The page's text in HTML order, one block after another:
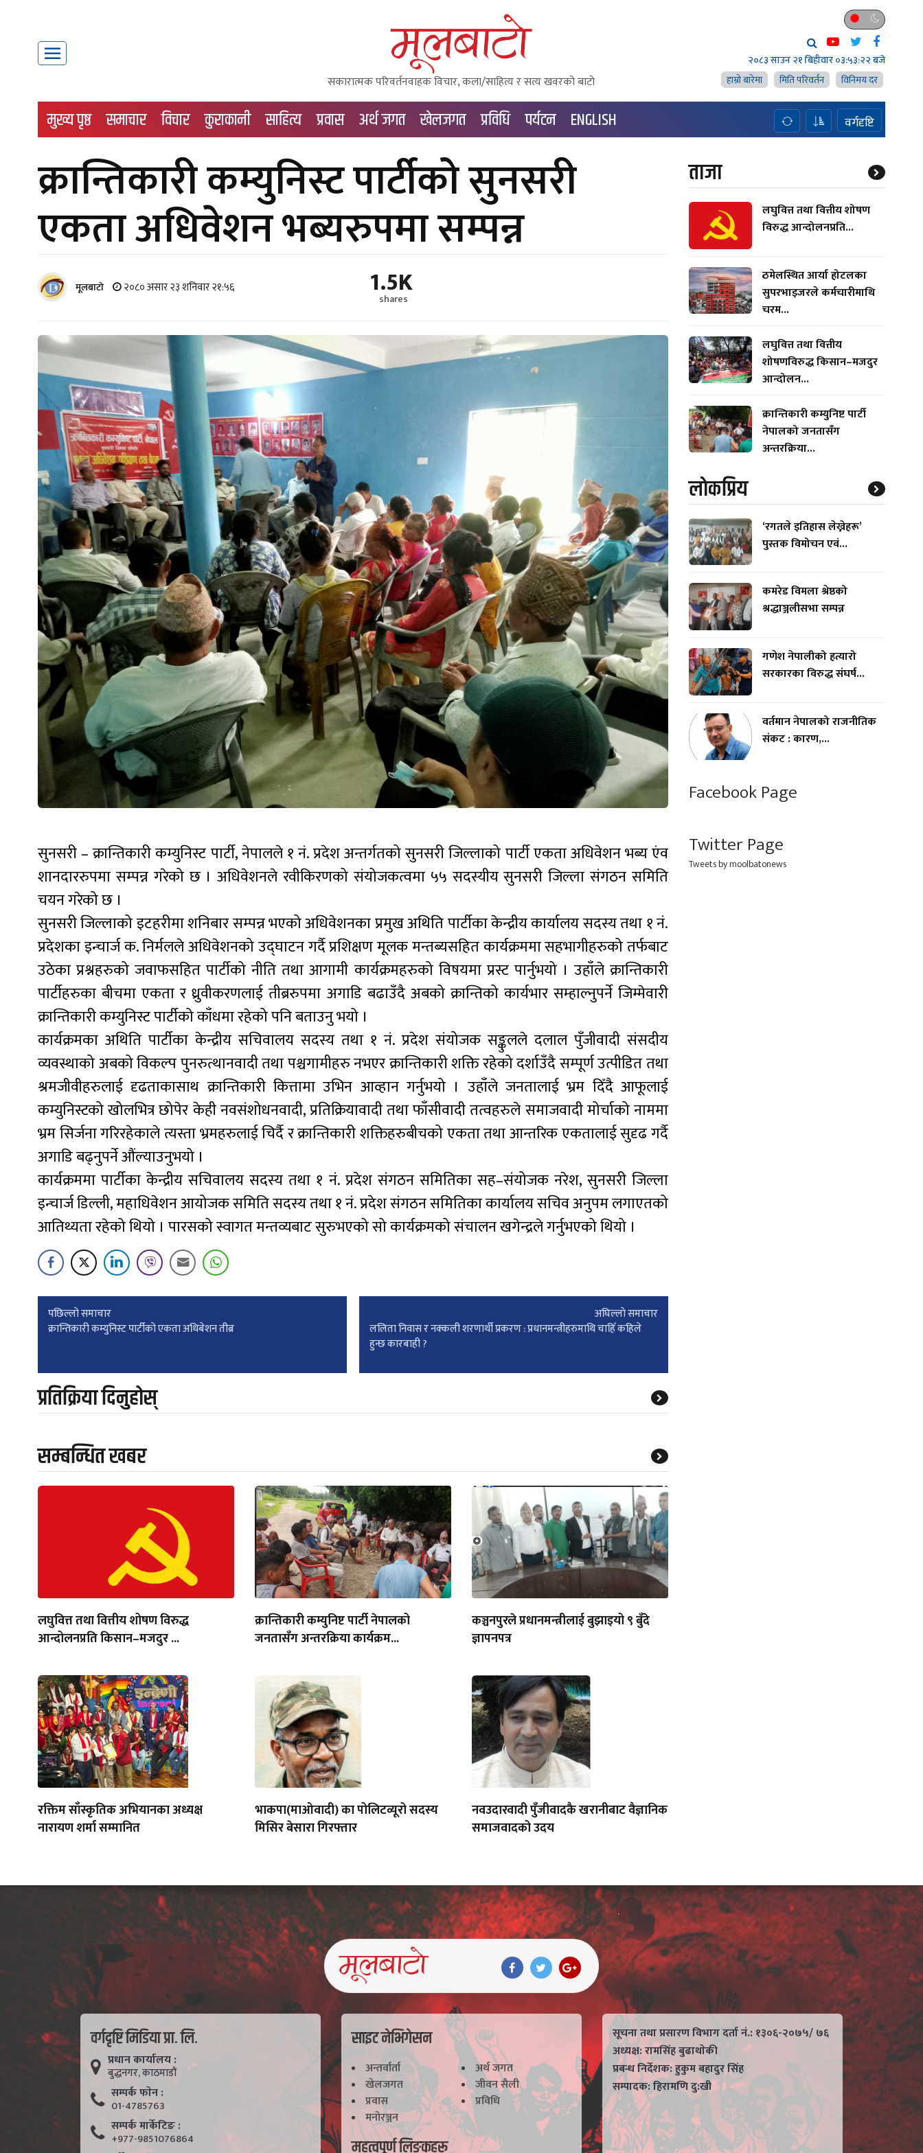
सकारात्मक परिवर्तनवाहक विचार, कला/साहित्य र सत्य खवरको बाटाे
२०८३ साउन २१ बिहीवार०३:५३:२३ बजे
हाम्राे बारेमा
मिति परिवर्तन विनिमय दर
मुख्य पृष्ठ समाचार विचार कुराकानी साहित्य प्रवास अर्थ जगत खेलजगत प्रविधि पर्यटन ENGLISH वर्गदृष्टि
क्रान्तिकारी कम्युनिस्ट पार्टीको सुनसरी
एकता अधिवेशन भब्यरुपमा सम्पन्न
मूलबाटाे २०८० असार २३ शनिवार २१:५६ 1.5K
shares
सुनसरी – क्रान्तिकारी कम्युनिस्ट पार्टी, नेपालले १ नं. प्रदेश अन्तर्गतको सुनसरी जिल्लाको पार्टी एकता अधिवेशन भब्य एंव
शानदाररुपमा सम्पन्न गरेको छ । अधिवेशनले रवीकिरणको संयोजकत्वमा ५५ सदस्यीय सुनसरी जिल्ला संगठन समिति
चयन गरेको छ ।
सुनसरी जिल्लाको इटहरीमा शनिबार सम्पन्न भएको अधिवेशनका प्रमुख अथिति पार्टीका केन्द्रीय कार्यालय सदस्य तथा १ नं.
प्रदेशका इन्चार्ज क. निर्मलले अधिवेशनको उद्घाटन गर्दै प्रशिक्षण मूलक मन्तब्यसहित कार्यक्रममा सहभागीहरुको तर्फबाट
उठेका प्रश्नहरुको जवाफसहित पार्टीको नीति तथा आगामी कार्यक्रमहरुको विषयमा प्रस्ट पार्नुभयो । उहाँले क्रान्तिकारी
पार्टीहरुका बीचमा एकता र ध्रुवीकरणलाई तीब्ररुपमा अगाडि बढाउँदै अबको क्रान्तिको कार्यभार सम्हाल्नुपर्ने जिम्मेवारी
क्रान्तिकारी कम्युनिस्ट पार्टीको काँधमा रहेको पनि बताउनु भयो ।
कार्यक्रमका अथिति पार्टीका केन्द्रीय सचिवालय सदस्य तथा १ नं. प्रदेश संयोजक सङ्कुलले दलाल पुँजीवादी संसदीय
व्यवस्थाको अबको विकल्प पुनरुत्थानवादी तथा पश्चगामीहरु नभएर क्रान्तिकारी शक्ति रहेको दर्शाउँदै सम्पूर्ण उत्पीडित तथा
श्रमजीवीहरुलाई दृढताकासाथ क्रान्तिकारी कित्तामा उभिन आव्हान गर्नुभयो । उहाँले जनतालाई भ्रम दिँदै आफूलाई
कम्युनिस्टको खोलभित्र छोपेर केही नवसंशोधनवादी, प्रतिक्रियावादी तथा फाँसीवादी तत्वहरुले समाजवादी मोर्चाको नाममा
भ्रम सिर्जना गरिरहेकाले त्यस्ता भ्रमहरुलाई चिर्दै र क्रान्तिकारी शक्तिहरुबीचको एकता तथा आन्तरिक एकतालाई सुदृढ गर्दै
अगाडि बढ्नुपर्ने औंल्याउनुभयो ।
कार्यक्रममा पार्टीका केन्द्रीय सचिवालय सदस्य तथा १ नं. प्रदेश संगठन समितिका सह–संयोजक नरेश, सुनसरी जिल्ला
इन्चार्ज डिल्ली, महाधिवेशन आयोजक समिति सदस्य तथा १ नं. प्रदेश संगठन समितिका कार्यालय सचिव अनुपम लगाएतको
आतिथ्यता रहेको थियो । पारसको स्वागत मन्तव्यबाट सुरुभएको सो कार्यक्रमको संचालन खगेन्द्रले गर्नुभएको थियो ।
Post
पछिल्लाे समाचार
क्रान्तिकारी कम्युनिस्ट पार्टीको एकता अधिबेशन तीब्र
अघिल्लाे समाचार
ललिता निवास र नक्कली शरणार्थी प्रकरण : प्रधानमन्त्रीहरुमाथि चाहिँ कहिले
हुन्छ कारबाही ?
प्रतिक्रिया दिनुहोस्
सम्बन्धित खबर
लघुवित्त तथा वित्तीय शोषण विरुद्ध
आन्दोलनप्रति किसान–मजदुर ...
क्रान्तिकारी कम्युनिष्ट पार्टी नेपालको
जनतासँग अन्तरक्रिया कार्यक्रम...
कञ्चनपुरले प्रधानमन्त्रीलाई बुझाइयो ९ बुँदे
ज्ञापनपत्र
रक्तिम साँस्कृतिक अभियानका अध्यक्ष
नारायण शर्मा सम्मानित
भाकपा(माओवादी) का पोलिटव्यूरो सदस्य
मिसिर बेसारा गिरफ्तार
नवउदारवादी पुँजीवादकै खरानीबाट वैज्ञानिक
समाजवादको उदय
ताजा
लघुवित्त तथा वित्तीय शोषण
विरुद्ध आन्दोलनप्रति...
ठमेलस्थित आर्या होटलका
सुपरभाइजरले कर्मचारीमाथि
चरम...
लघुवित्त तथा वित्तीय
शोषणविरुद्ध किसान–मजदुर
आन्दोलन...
क्रान्तिकारी कम्युनिष्ट पार्टी
नेपालको जनतासँग
अन्तरक्रिया...
लाेकप्रिय
‘रगतले इतिहास लेख्नेहरू’
पुस्तक विमोचन एवं...
कमरेड विमला श्रेष्ठको
श्रद्धाञ्जलीसभा सम्पन्न
गणेश नेपालीको हत्यारो
सरकारका विरुद्ध संघर्ष...
वर्तमान नेपालको राजनीतिक
संकट : कारण,...
Facebook Page
Twitter Page
Tweets by moolbatonews
वर्गदृष्टि मिडिया प्रा. लि.
प्रधान कार्यालय :
बुद्धनगर, काठमाडाैं
सम्पर्क फाेन :
01-4785763
सम्पर्क मार्केटिङ :
+977-9851076864
साइट नेभिगेसन
अन्तर्वार्ता
अर्थ जगत
खेलजगत
जीवन सैली
प्रवास
प्रविधि
मनोरञ्जन
महत्वपूर्ण लिङ्कहरू
सूचना तथा प्रसारण विभाग दर्ता नं.: १३०६-२०७५/ ७६
अध्यक्ष: रामसिंह बुढाथाेकी
प्रबन्ध निर्देशक: हुकुम बहादुर सिंह
सम्पादक: हिरामणि दु:खी